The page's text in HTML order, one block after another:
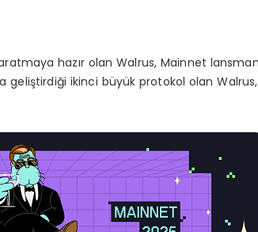
hazır olan Walrus, Mainnet
geliştirdiği ikinci büyük protokol olan